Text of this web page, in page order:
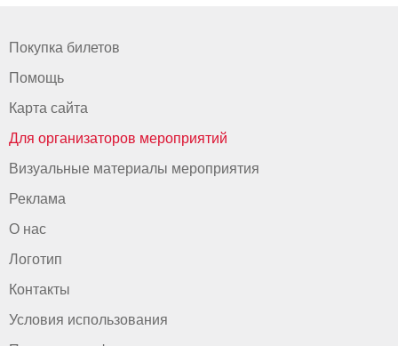
Покупка билетов
Помощь
Карта сайта
Для организаторов мероприятий
Визуальные материалы мероприятия
Реклама
О нас
Логотип
Контакты
Условия использования